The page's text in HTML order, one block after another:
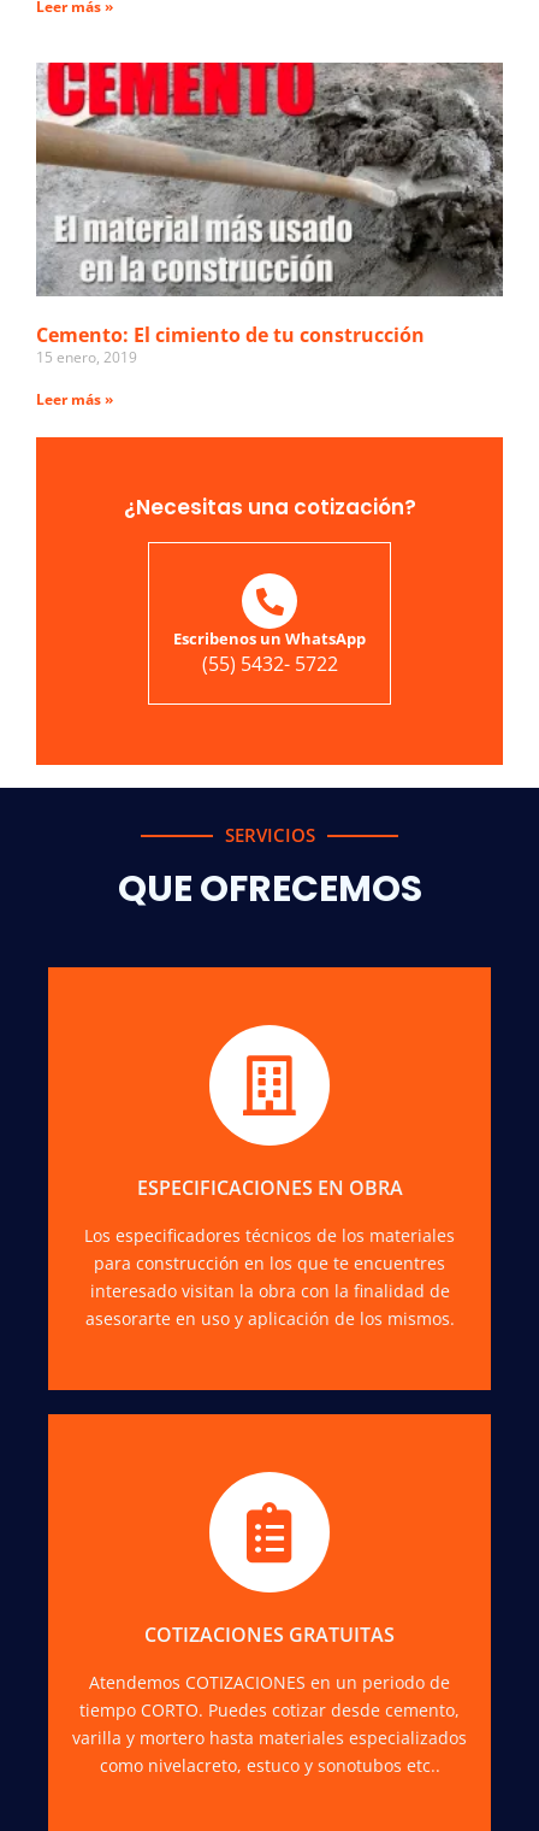
Leer más »
Cemento: El cimiento de tu construcción
15 enero, 2019
Leer más »
¿Necesitas una cotización?
Escribenos un WhatsApp
(55) 5432- 5722
SERVICIOS
QUE OFRECEMOS
ESPECIFICACIONES EN OBRA
Los especificadores técnicos de los materiales
para construcción en los que te encuentres
interesado visitan la obra con la finalidad de
asesorarte en uso y aplicación de los mismos.
Te ayudamos también con la cuantificación y
estimación de costos en los diversos materiales
estructuras de su obra.
COTIZAR
COTIZACIONES GRATUITAS
Atendemos COTIZACIONES en un periodo de
tiempo CORTO. Puedes cotizar desde cemento,
varilla y mortero hasta materiales especializados
como nivelacreto, estuco y sonotubos etc..
Nos puedes contactar en mostrador, vía
telefónica y por correo electrónico. Atención
ingenieros.
COTIZAR